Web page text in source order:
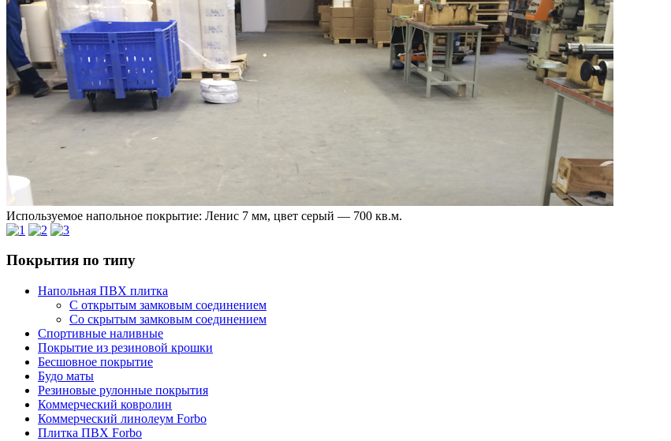
Используемое напольное покрытие: Ленис 7 мм, цвет серый — 700 кв.м.
Покрытия по типу
Напольная ПВХ плитка
С открытым замковым соединением
Со скрытым замковым соединением
Спортивные наливные
Покрытие из резиновой крошки
Бесшовное покрытие
Будо маты
Резиновые рулонные покрытия
Коммерческий ковролин
Коммерческий линолеум Forbo
Плитка ПВХ Forbo